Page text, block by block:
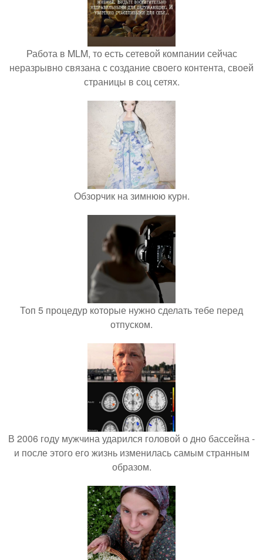
Работа в MLM, то есть сетевой компании сейчас
неразрывно связана с создание своего контента, своей
страницы в соц сетях.
Обзорчик на зимнюю курн.
Топ 5 процедур которые нужно сделать тебе перед
отпуском.
В 2006 году мужчина ударился головой о дно бассейна -
и после этого его жизнь изменилась самым странным
образом.